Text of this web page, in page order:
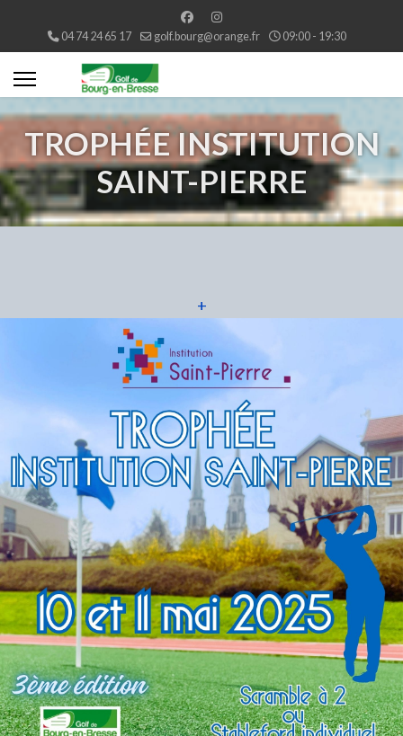
04 74 24 65 17 golf.bourg@orange.fr 09:00 - 19:30
TROPHÉE INSTITUTION
SAINT-PIERRE
+